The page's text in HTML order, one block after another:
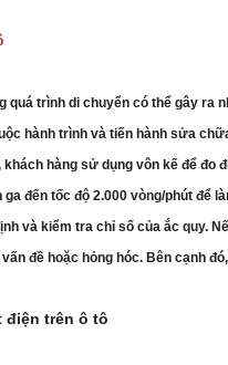
quá trình di chuyển có thể gây ra
hành trình và tiến hành sửa
khách hàng sử dụng vôn kế để
đến tốc độ 2.000 vòng/phút để
và kiểm tra chỉ số của ắc quy.
đề hoặc hỏng hóc. Bên cạnh
điện trên ô tô